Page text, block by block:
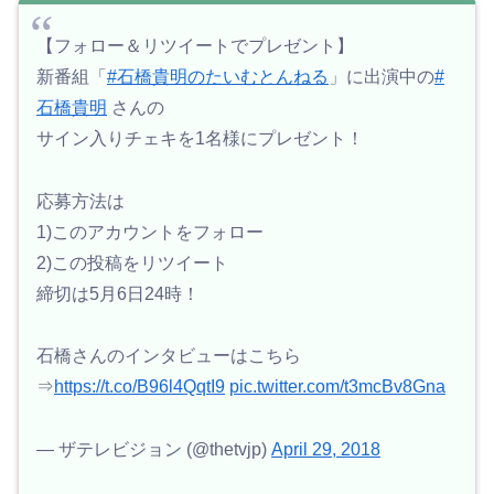
【フォロー＆リツイートでプレゼント】
新番組「 #石橋貴明のたいむとんねる 」に出演中の#
石橋貴明 さんの
サイン入りチェキを1名様にプレゼント！
応募方法は
1)このアカウントをフォロー
2)この投稿をリツイート
締切は5月6日24時！
石橋さんのインタビューはこちら
⇒https://t.co/B96l4QqtI9 pic.twitter.com/t3mcBv8Gna
— ザテレビジョン (@thetvjp) April 29, 2018